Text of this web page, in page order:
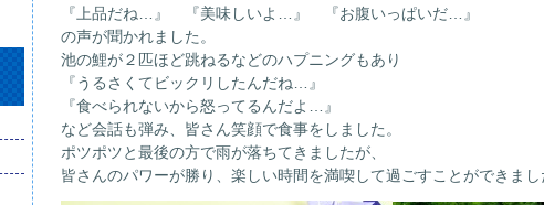
『上品だね…』 『美味しいよ…』 『お腹いっぱいだ…』
の声が聞かれました。
池の鯉が２匹ほど跳ねるなどのハプニングもあり
『うるさくてビックリしたんだね…』
『食べられないから怒ってるんだよ…』
など会話も弾み、皆さん笑顔で食事をしました。
ポツポツと最後の方で雨が落ちてきましたが、
皆さんのパワーが勝り、楽しい時間を満喫して過ごすことができまし